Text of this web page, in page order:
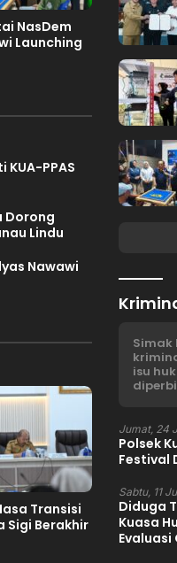
NasDem
Launching
KUA-PPAS
Dorong
Lindu
Nawawi
Transisi
Sigi Berakhir
Simak
isu
Jumat, 24
Polsek
Festival
Sabtu, 11
Diduga
Kuasa